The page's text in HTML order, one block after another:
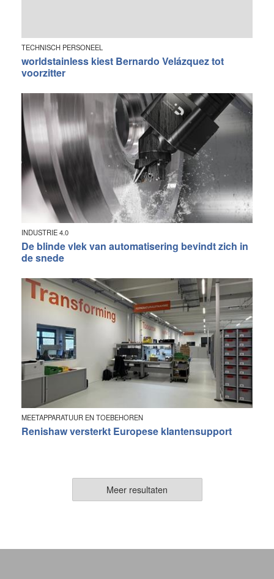
TECHNISCH PERSONEEL
worldstainless kiest Bernardo Velázquez tot
voorzitter
INDUSTRIE 4.0
De blinde vlek van automatisering bevindt zich in
de snede
MEETAPPARATUUR EN TOEBEHOREN
Renishaw versterkt Europese klantensupport
Meer resultaten